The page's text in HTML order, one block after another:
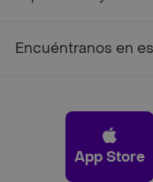
Encuéntranos en
App Store